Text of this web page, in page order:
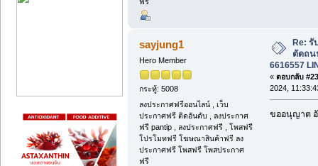
sayjung1
Hero Member
กระทู้: 5008
ลงประกาศฟรีออนไลน์ , เว็บ
ประกาศฟรี ติดอันดับ , ลงประกาศ
ฟรี pantip , ลงประกาศฟรี , โพสฟรี
โปรโมทฟรี โฆษณาสินค้าฟรี ลง
ประกาศฟรี โพสฟรี โพสประกาศ
ฟรี
Re: รั
ตัดถน
6616557
« ตอบกลับ
2024,
ขออนุญาต